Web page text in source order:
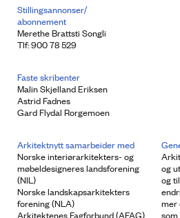
Stillingsannonser/
abonnement
Merethe Brattsti Songli
Tlf: 900 78 529
Faste skribenter
Malin Skjelland Eriksen
Astrid Fadnes
Gard Flydal Rorgemoen
Arkitektnytt samarbeider med
Norske interiørarkitekters- og
møbeldesigneres landsforening
(NIL)
Norske landskapsarkitekters
forening (NLA)
Arkitektenes Fagforbund (AFAG)
og
og
mer
som